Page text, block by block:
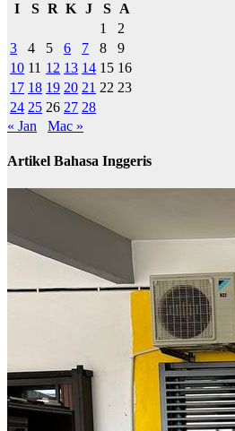
I S R K J S
A
1
2
3
4 5 6 7 8
9
10 11 12 13 14 15 16
17 18 19 20 21 22 23
24 25 26 27 28
« Jan
Mac »
Artikel Bahasa Inggeris